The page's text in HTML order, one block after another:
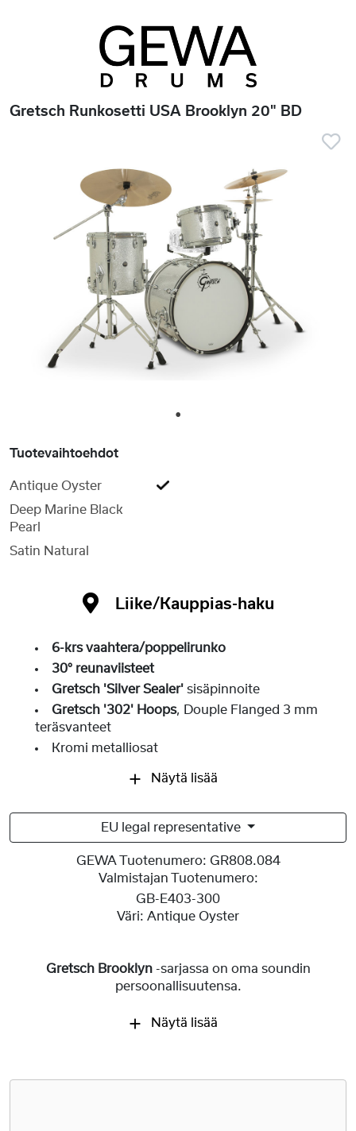
Gretsch Runkosetti USA Brooklyn 20" BD
1
Tuotevaihtoehdot
Antique Oyster
Deep Marine Black
Pearl
Satin Natural
Liike/Kauppias-haku
6-krs vaahtera/poppelirunko
30° reunaviisteet
Gretsch 'Silver Sealer' sisäpinnoite
Gretsch '302' Hoops, Douple Flanged 3 mm
teräsvanteet
Kromi metalliosat
Näytä lisää
EU legal representative
GEWA Tuotenumero: GR808.084
Valmistajan Tuotenumero:
GB-E403-300
Väri: Antique Oyster
Gretsch Brooklyn-sarjassa on oma soundin
persoonallisuutensa.
Näytä lisää